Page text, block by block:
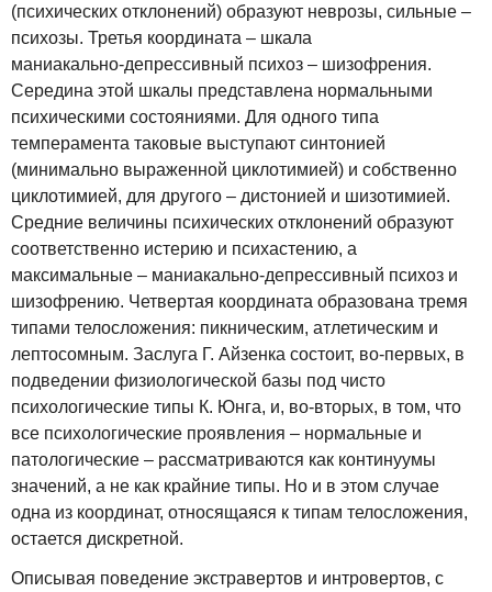
(психических отклонений) образуют неврозы, сильные –
психозы. Третья координата – шкала
маниакально‑депрессивный психоз – шизофрения.
Середина этой шкалы представлена нормальными
психическими состояниями. Для одного типа
темперамента таковые выступают синтонией
(минимально выраженной циклотимией) и собственно
циклотимией, для другого – дистонией и шизотимией.
Средние величины психических отклонений образуют
соответственно истерию и психастению, а
максимальные – маниакально‑депрессивный психоз и
шизофрению. Четвертая координата образована тремя
типами телосложения: пикническим, атлетическим и
лептосомным. Заслуга Г. Айзенка состоит, во‑первых, в
подведении физиологической базы под чисто
психологические типы К. Юнга, и, во‑вторых, в том, что
все психологические проявления – нормальные и
патологические – рассматриваются как континуумы
значений, а не как крайние типы. Но и в этом случае
одна из координат, относящаяся к типам телосложения,
остается дискретной.
Описывая поведение экстравертов и интровертов, с